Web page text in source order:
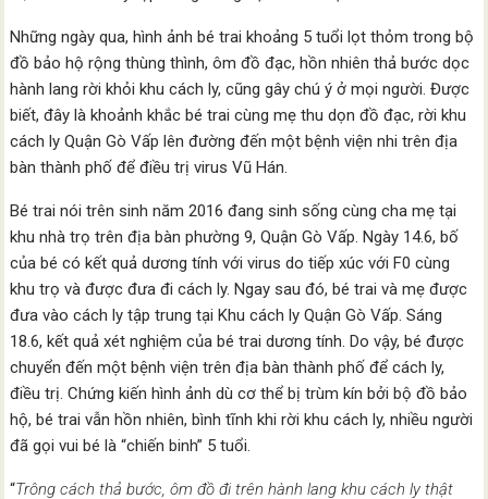
Những ngày qua, hình ảnh bé trai khoảng 5 tuổi lọt thỏm trong bộ
đồ bảo hộ rộng thùng thình, ôm đồ đạc, hồn nhiên thả bước dọc
hành lang rời khỏi khu cách ly, cũng gây chú ý ở mọi người. Được
biết, đây là khoảnh khắc bé trai cùng mẹ thu dọn đồ đạc, rời khu
cách ly Quận Gò Vấp lên đường đến một bệnh viện nhi trên địa
bàn thành phố để điều trị virus Vũ Hán.
Bé trai nói trên sinh năm 2016 đang sinh sống cùng cha mẹ tại
khu nhà trọ trên địa bàn phường 9, Quận Gò Vấp. Ngày 14.6, bố
của bé có kết quả dương tính với virus do tiếp xúc với F0 cùng
khu trọ và được đưa đi cách ly. Ngay sau đó, bé trai và mẹ được
đưa vào cách ly tập trung tại Khu cách ly Quận Gò Vấp. Sáng
18.6, kết quả xét nghiệm của bé trai dương tính. Do vậy, bé được
chuyển đến một bệnh viện trên địa bàn thành phố để cách ly,
điều trị. Chứng kiến hình ảnh dù cơ thể bị trùm kín bởi bộ đồ bảo
hộ, bé trai vẫn hồn nhiên, bình tĩnh khi rời khu cách ly, nhiều người
đã gọi vui bé là “chiến binh” 5 tuổi.
“Trông cách thả bước, ôm đồ đi trên hành lang khu cách ly thật